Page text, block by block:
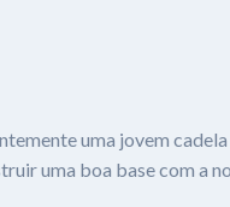
uma jovem
uma boa base com a